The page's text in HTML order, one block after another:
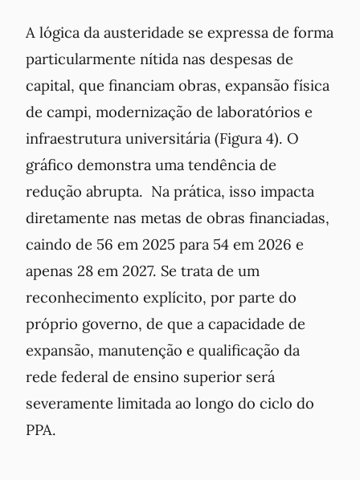
A lógica da austeridade se expressa de forma
particularmente nítida nas despesas de
capital, que financiam obras, expansão física
de campi, modernização de laboratórios e
infraestrutura universitária (Figura 4). O
gráfico demonstra uma tendência de
redução abrupta. Na prática, isso impacta
diretamente nas metas de obras financiadas,
caindo de 56 em 2025 para 54 em 2026 e
apenas 28 em 2027. Se trata de um
reconhecimento explícito, por parte do
próprio governo, de que a capacidade de
expansão, manutenção e qualificação da
rede federal de ensino superior será
severamente limitada ao longo do ciclo do
PPA.